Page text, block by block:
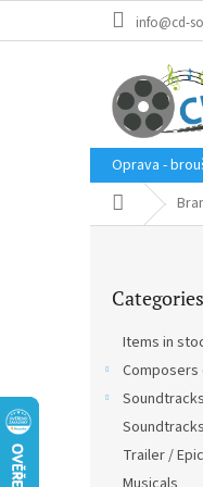
info@cd-
Oprava -
Home
categories
Categories
Items in
Composers
Trailer /